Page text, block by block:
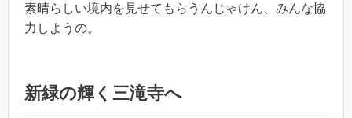
素晴らしい境内を見せてもらうんじゃけん、みんな協
力しようの。
新緑の輝く三滝寺へ